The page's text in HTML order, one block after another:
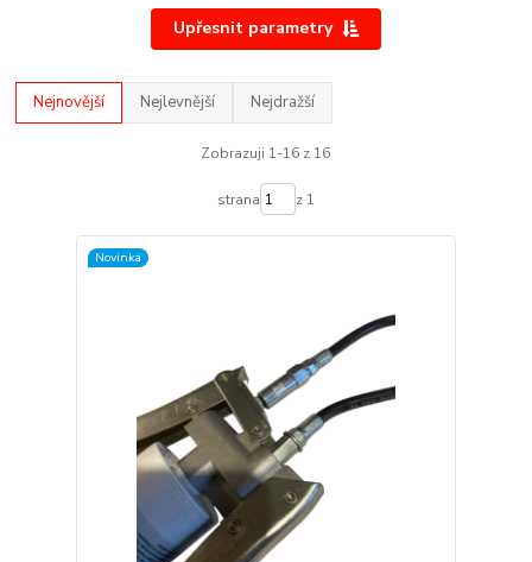
Upřesnit parametry
Nejnovější Nejlevnější Nejdražší
Zobrazuji 1-16 z 16
strana z 1
Novinka